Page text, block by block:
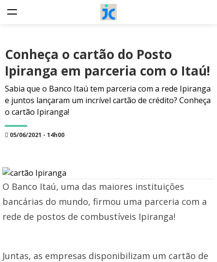
Conheça o cartão do Posto
Ipiranga em parceria com o Itaú!
Sabia que o Banco Itaú tem parceria com a rede Ipiranga
e juntos lançaram um incrível cartão de crédito? Conheça
o cartão Ipiranga!
05/06/2021 - 14h00
O Banco Itaú, uma das maiores instituições
bancárias do mundo, firmou uma parceria com a
rede de postos de combustíveis Ipiranga!
Juntas, as empresas disponibilizam um cartão de